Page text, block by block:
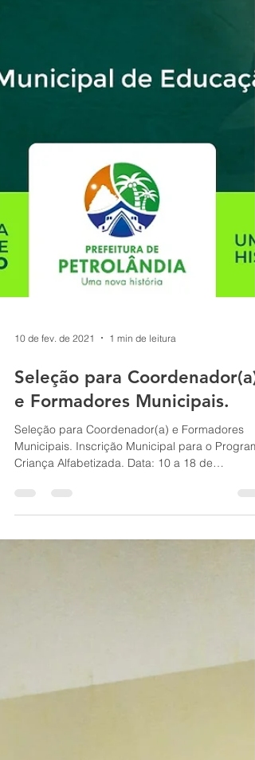
10 de fev. de 2021
Seleção para Coordenador(a)
e Formadores Municipais.
Criança Alfabetizada. Data: 10 a 18 de